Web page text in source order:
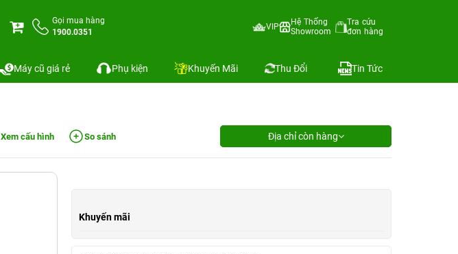
Gọi mua hàng
1900.0351
VIP
Hệ Thống
Showroom
Tra cứu
đơn hàng
Máy cũ giá rẻ Phụ kiện Khuyến Mãi Thu Đổi Tin Tức
Xem cấu hình So sánh Địa chỉ còn hàng
Khuyến mãi